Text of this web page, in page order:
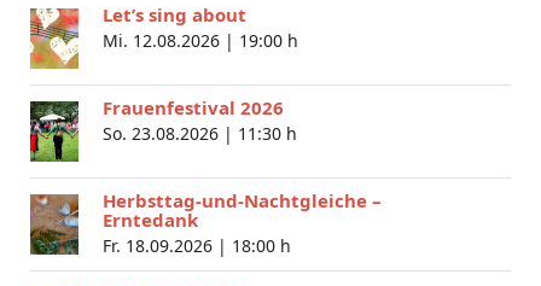
Let’s sing about
Mi. 12.08.2026 | 19:00 h
Frauenfestival 2026
So. 23.08.2026 | 11:30 h
Herbsttag-und-Nachtgleiche –
Erntedank
Fr. 18.09.2026 | 18:00 h